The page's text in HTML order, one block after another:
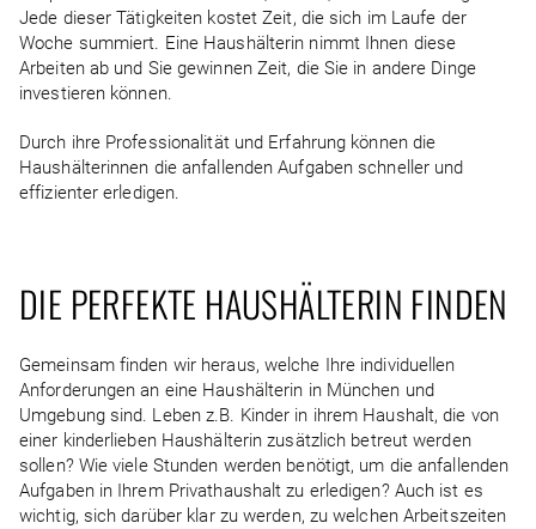
Jede dieser Tätigkeiten kostet Zeit, die sich im Laufe der
Woche summiert. Eine Haushälterin nimmt Ihnen diese
Arbeiten ab und Sie gewinnen Zeit, die Sie in andere Dinge
investieren können.
Durch ihre Professionalität und Erfahrung können die
Haushälterinnen die anfallenden Aufgaben schneller und
effizienter erledigen.
DIE PERFEKTE HAUSHÄLTERIN FINDEN
Gemeinsam finden wir heraus, welche Ihre individuellen
Anforderungen an eine Haushälterin in München und
Umgebung sind. Leben z.B. Kinder in ihrem Haushalt, die von
einer kinderlieben Haushälterin zusätzlich betreut werden
sollen? Wie viele Stunden werden benötigt, um die anfallenden
Aufgaben in Ihrem Privathaushalt zu erledigen? Auch ist es
wichtig, sich darüber klar zu werden, zu welchen Arbeitszeiten